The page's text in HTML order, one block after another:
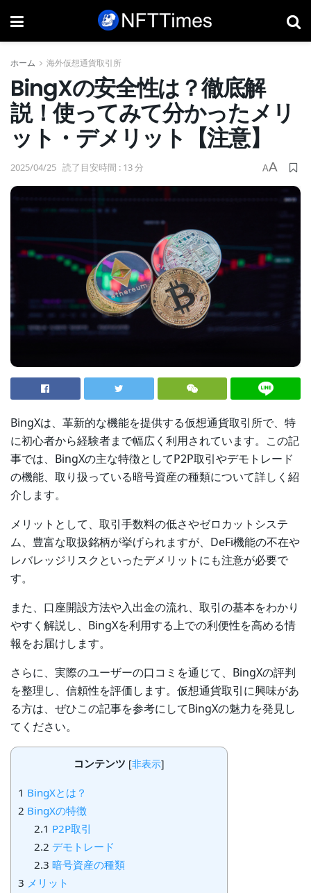
ホーム 海外仮想通貨取引所
BingXの安全性は？徹底解
説！使ってみて分かったメリ
ット・デメリット【注意】
2025/04/25 読了目安時間 : 13 分 AA
BingXは、革新的な機能を提供する仮想通貨取引所で、特
に初心者から経験者まで幅広く利用されています。この記
事では、BingXの主な特徴としてP2P取引やデモトレード
の機能、取り扱っている暗号資産の種類について詳しく紹
介します。
メリットとして、取引手数料の低さやゼロカットシステ
ム、豊富な取扱銘柄が挙げられますが、DeFi機能の不在や
レバレッジリスクといったデメリットにも注意が必要で
す。
また、口座開設方法や入出金の流れ、取引の基本をわかり
やすく解説し、BingXを利用する上での利便性を高める情
報をお届けします。
さらに、実際のユーザーの口コミを通じて、BingXの評判
を整理し、信頼性を評価します。仮想通貨取引に興味があ
る方は、ぜひこの記事を参考にしてBingXの魅力を発見し
てください。
コンテンツ [非表示]
1 BingXとは？
2 BingXの特徴
2.1 P2P取引
2.2 デモトレード
2.3 暗号資産の種類
3 メリット